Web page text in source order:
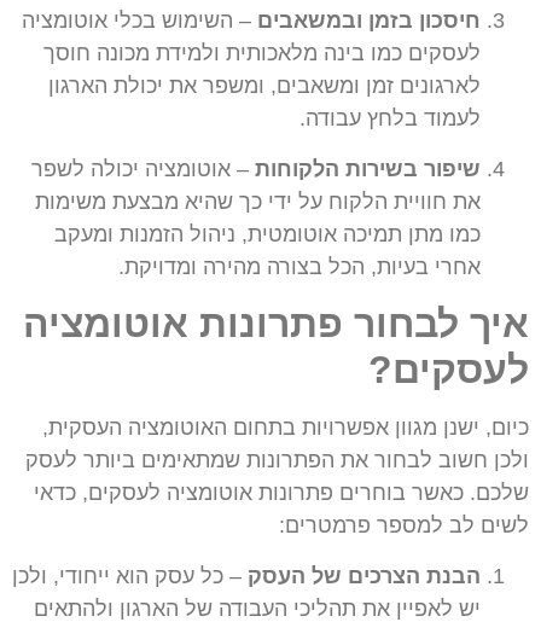
חיסכון בזמן ובמשאבים – השימוש בכלי אוטומציה
לעסקים כמו בינה מלאכותית ולמידת מכונה חוסך
לארגונים זמן ומשאבים, ומשפר את יכולת הארגון
לעמוד בלחץ עבודה.
שיפור בשירות הלקוחות – אוטומציה יכולה לשפר
את חוויית הלקוח על ידי כך שהיא מבצעת משימות
כמו מתן תמיכה אוטומטית, ניהול הזמנות ומעקב
אחרי בעיות, הכל בצורה מהירה ומדויקת.
איך לבחור פתרונות אוטומציה
לעסקים?
כיום, ישנן מגוון אפשרויות בתחום האוטומציה העסקית,
ולכן חשוב לבחור את הפתרונות שמתאימים ביותר לעסק
שלכם. כאשר בוחרים פתרונות אוטומציה לעסקים, כדאי
לשים לב למספר פרמטרים:
הבנת הצרכים של העסק – כל עסק הוא ייחודי, ולכן
יש לאפיין את תהליכי העבודה של הארגון ולהתאים